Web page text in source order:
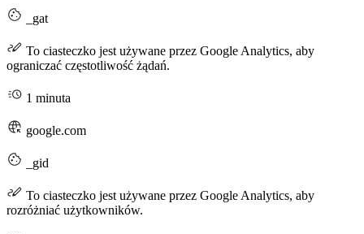
_gat
To ciasteczko jest używane przez Google Analytics, aby
ograniczać częstotliwość żądań.
1 minuta
google.com
_gid
To ciasteczko jest używane przez Google Analytics, aby
rozróżniać użytkowników.